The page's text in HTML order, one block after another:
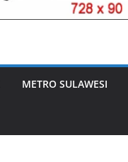
METRO SULAWESI